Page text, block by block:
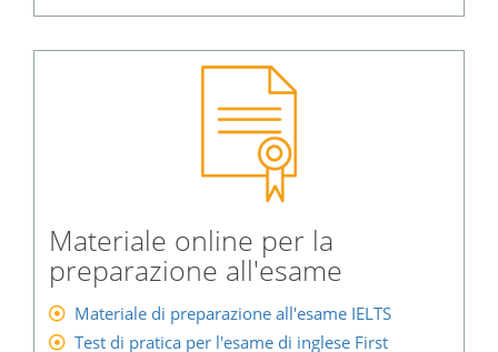
Materiale online per la
preparazione all'esame
Materiale di preparazione all'esame IELTS
Test di pratica per l'esame di inglese First